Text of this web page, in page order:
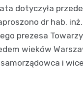
dotyczyła
dr hab.
prezesa
wieków
i